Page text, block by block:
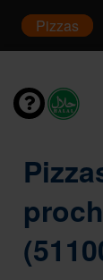
Pizzas